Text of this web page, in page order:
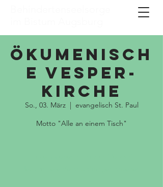
Ökumenisch
e Vesper-
Kirche
So., 03. März
  |
evangelisch St. Paul
Motto "Alle an einem Tisch"